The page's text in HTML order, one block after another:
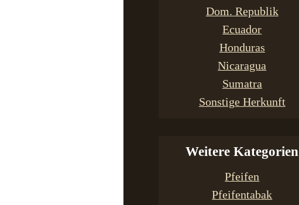
Dom. Republik
Ecuador
Honduras
Nicaragua
Sumatra
Sonstige Herkunft
Weitere Kategorien
Pfeifen
Pfeifentabak